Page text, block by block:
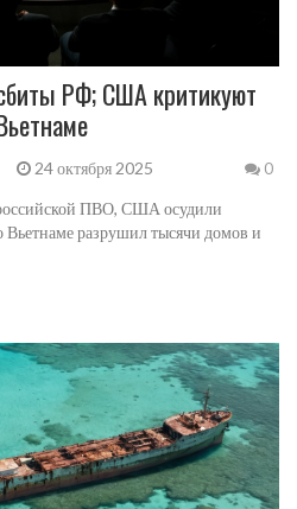
РФ; США критикуют
24 октября 2025 0
ПВО, США осудили
Вьетнаме разрушил тысячи домов и